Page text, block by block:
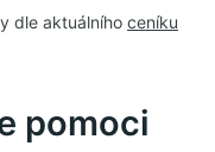
dle aktuálního ceníku
pomoci